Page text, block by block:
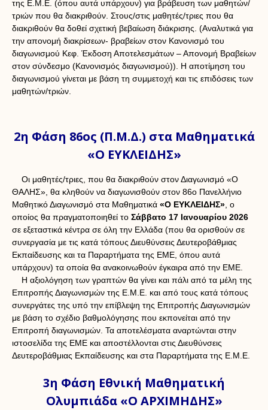
της Ε.Μ.Ε. (όπου αυτά υπάρχουν) για βράβευση των μαθητών/
τριών που θα διακριθούν. Στους/στις μαθητές/τριες που θα
διακριθούν θα δοθεί σχετική βεβαίωση διάκρισης. (Αναλυτικά για
την απονομή διακρίσεων- βραβείων στον Κανονισμό του
διαγωνισμού Κεφ. Έκδοση Αποτελεσμάτων – Απονομή Βραβείων
στον σύνδεσμο (Κανονισμός διαγωνισμού)). Η αποτίμηση του
διαγωνισμού γίνεται με βάση τη συμμετοχή και τις επιδόσεις των
μαθητών/τριών.
2η Φάση 86ος (Π.Μ.Δ.) στα Μαθηματικά
«Ο ΕΥΚΛΕΙΔΗΣ»
Οι μαθητές/τριες, που θα διακριθούν στον Διαγωνισμό «Ο
ΘΑΛΗΣ», θα κληθούν να διαγωνισθούν στον 86ο Πανελλήνιο
Μαθητικό Διαγωνισμό στα Μαθηματικά «Ο ΕΥΚΛΕΙΔΗΣ» , ο
οποίος θα πραγματοποιηθεί το Σάββατο 17 Ιανουαρίου 2026
σε εξεταστικά κέντρα σε όλη την Ελλάδα (που θα ορισθούν σε
συνεργασία με τις κατά τόπους Διευθύνσεις Δευτεροβάθμιας
Εκπαίδευσης και τα Παραρτήματα της ΕΜΕ, όπου αυτά
υπάρχουν) τα οποία θα ανακοινωθούν έγκαιρα από την ΕΜΕ.
Η αξιολόγηση των γραπτών θα γίνει και πάλι από τα μέλη της
Επιτροπής Διαγωνισμών της Ε.Μ.Ε. και από τους κατά τόπους
συνεργάτες της υπό την επίβλεψη της Επιτροπής Διαγωνισμών
με βάση το σχέδιο βαθμολόγησης που εκπονείται από την
Επιτροπή διαγωνισμών. Τα αποτελέσματα αναρτώνται στην
ιστοσελίδα της ΕΜΕ και αποστέλλονται στις Διευθύνσεις
Δευτεροβάθμιας Εκπαίδευσης και στα Παραρτήματα της Ε.Μ.Ε.
3η Φάση Εθνική Μαθηματική
Ολυμπιάδα «Ο ΑΡΧΙΜΗΔΗΣ»